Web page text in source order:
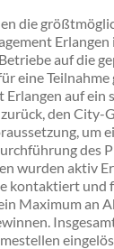
die
auf die
eine
auf ein
den City-
um
des
wurden aktiv
kontaktiert und
Maximum an